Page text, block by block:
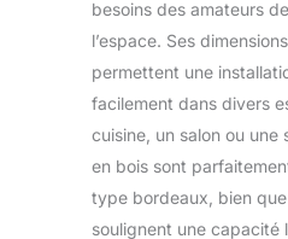
besoins des amateurs
l’espace. Ses
permettent une
facilement dans divers
cuisine, un salon ou une
en bois sont
type bordeaux, bien
soulignent une capacité